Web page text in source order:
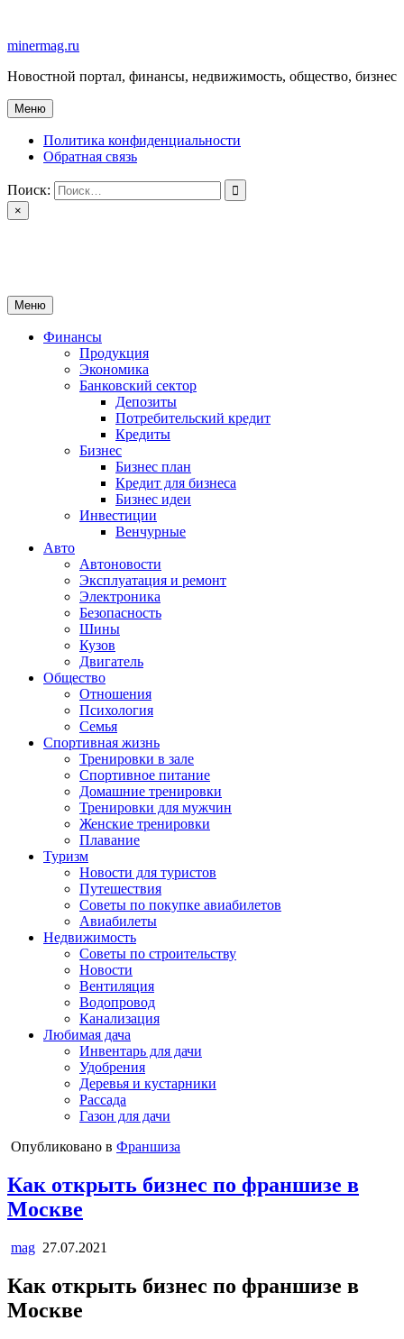
содержимому
minermag.ru
Новостной портал, финансы, недвижимость, общество, бизнес
Меню
Политика конфиденциальности
Обратная связь
Поиск:
×
Меню
Финансы
Продукция
Экономика
Банковский сектор
Депозиты
Потребительский кредит
Кредиты
Бизнес
Бизнес план
Кредит для бизнеса
Бизнес идеи
Инвестиции
Венчурные
Авто
Автоновости
Эксплуатация и ремонт
Электроника
Безопасность
Шины
Кузов
Двигатель
Общество
Отношения
Психология
Семья
Спортивная жизнь
Тренировки в зале
Спортивное питание
Домашние тренировки
Тренировки для мужчин
Женские тренировки
Плавание
Туризм
Новости для туристов
Путешествия
Советы по покупке авиабилетов
Авиабилеты
Недвижимость
Советы по строительству
Новости
Вентиляция
Водопровод
Канализация
Любимая дача
Инвентарь для дачи
Удобрения
Деревья и кустарники
Рассада
Газон для дачи
Опубликовано в Франшиза
Как открыть бизнес по франшизе в
Москве
mag 27.07.2021
Как открыть бизнес по франшизе в
Москве